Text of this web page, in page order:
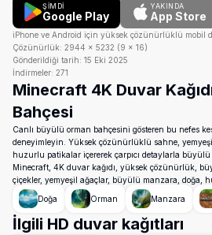
ŞİMDİ
Google Play
YAKINDA
App Store
iPhone ve Android için yüksek çözünürlüklü mobil
Çözünürlük: 2944 × 5232 (9 × 16)
Gönderildiği tarih: 15 Eki 2025
İndirmeler: 271
Minecraft 4K Duvar
Bahçesi
Canlı büyülü orman bahçesini gösteren bu nefes
deneyimleyin. Yüksek çözünürlüklü sahne,
huzurlu patikalar içererek çarpıcı detaylarla büyülü
Minecraft, 4K duvar kağıdı, yüksek çözünürlük,
çiçekler, yemyeşil ağaçlar, büyülü manzara, doğa,
Doğa
Orman Manzara
İlgili HD duvar kağıtları